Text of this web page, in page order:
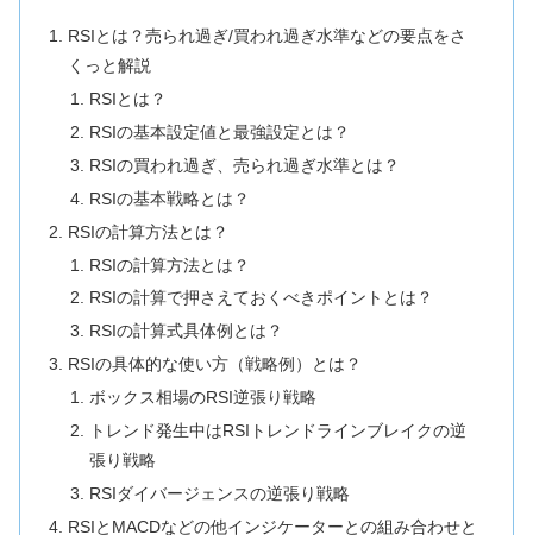
RSIとは？売られ過ぎ/買われ過ぎ水準などの要点をさ
くっと解説
RSIとは？
RSIの基本設定値と最強設定とは？
RSIの買われ過ぎ、売られ過ぎ水準とは？
RSIの基本戦略とは？
RSIの計算方法とは？
RSIの計算方法とは？
RSIの計算で押さえておくべきポイントとは？
RSIの計算式具体例とは？
RSIの具体的な使い方（戦略例）とは？
ボックス相場のRSI逆張り戦略
トレンド発生中はRSIトレンドラインブレイクの逆
張り戦略
RSIダイバージェンスの逆張り戦略
RSIとMACDなどの他インジケーターとの組み合わせと